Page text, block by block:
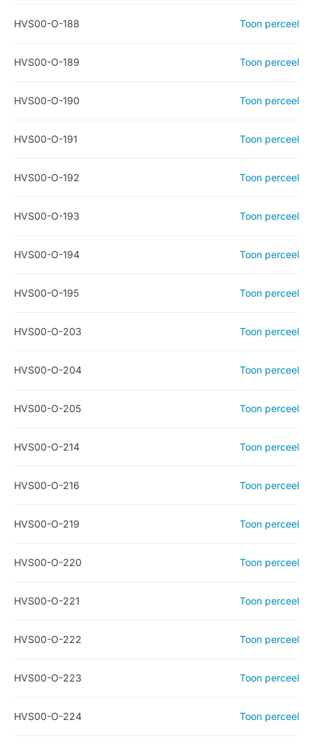
HVS00-O-188 Toon perceel
HVS00-O-189 Toon perceel
HVS00-O-190 Toon perceel
HVS00-O-191 Toon perceel
HVS00-O-192 Toon perceel
HVS00-O-193 Toon perceel
HVS00-O-194 Toon perceel
HVS00-O-195 Toon perceel
HVS00-O-203 Toon perceel
HVS00-O-204 Toon perceel
HVS00-O-205 Toon perceel
HVS00-O-214 Toon perceel
HVS00-O-216 Toon perceel
HVS00-O-219 Toon perceel
HVS00-O-220 Toon perceel
HVS00-O-221 Toon perceel
HVS00-O-222 Toon perceel
HVS00-O-223 Toon perceel
HVS00-O-224 Toon perceel